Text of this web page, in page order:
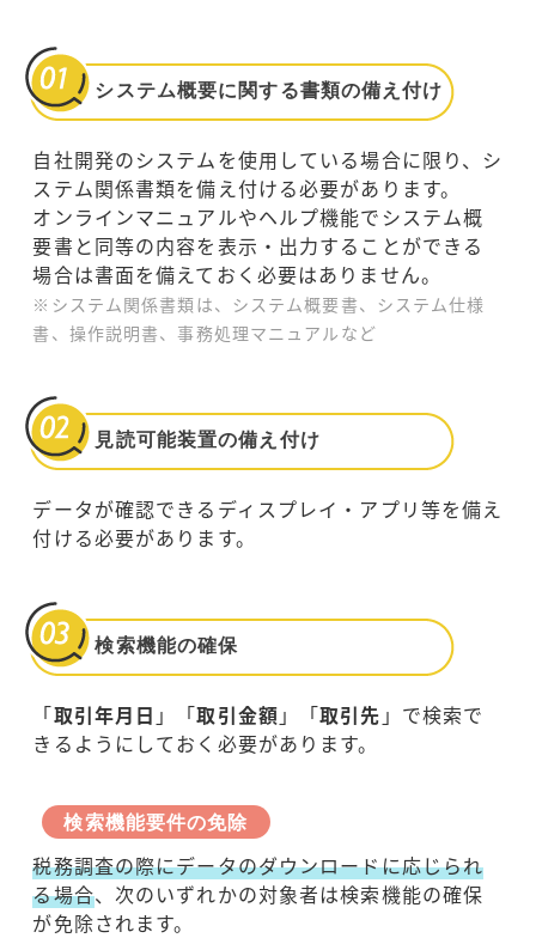
システム概要に関する書類の備え付け
自社開発のシステムを使用している場合に限り、シ
ステム関係書類を備え付ける必要があります。
オンラインマニュアルやヘルプ機能でシステム概
要書と同等の内容を表示・出力することができる
場合は書面を備えておく必要はありません。
※システム関係書類は、システム概要書、システム仕様
書、操作説明書、事務処理マニュアルなど
見読可能装置の備え付け
データが確認できるディスプレイ・アプリ等を備え
付ける必要があります。
検索機能の確保
「取引年月日 」「取引金額 」「取引先 」で検索で
きるようにしておく必要があります。
検索機能要件の免除
税務調査の際にデータのダウンロードに応じられ
る場合、次のいずれかの対象者は検索機能の確保
が免除されます。